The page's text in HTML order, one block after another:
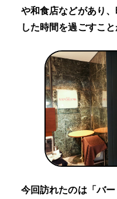
や和食店などがあり
した時間を過ごすこと
今回訪れたのは「バ